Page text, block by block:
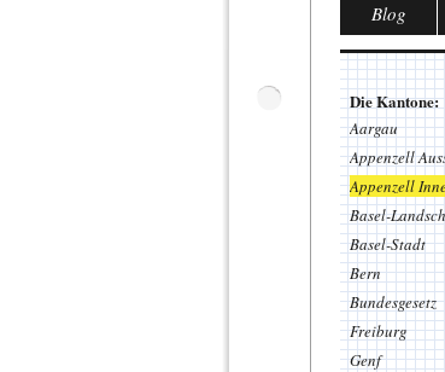
Blog
Die Kantone:
Aargau
Appenzell
Appenzell
Basel-
Basel-Stadt
Bern
Bundesgesetz
Freiburg
Genf